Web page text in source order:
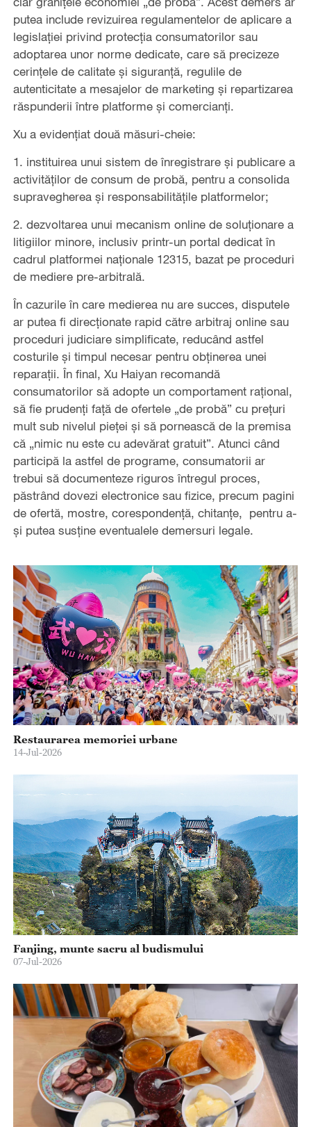
putea include revizuirea regulamentelor de aplicare a
legislației privind protecția consumatorilor sau
adoptarea unor norme dedicate, care să precizeze
cerințele de calitate și siguranță, regulile de
autenticitate a mesajelor de marketing și repartizarea
răspunderii între platforme și comercianți.
Xu a evidențiat două măsuri-cheie:
1. instituirea unui sistem de înregistrare și publicare a
activităților de consum de probă, pentru a consolida
supravegherea și responsabilitățile platformelor;
2. dezvoltarea unui mecanism online de soluționare a
litigiilor minore, inclusiv printr-un portal dedicat în
cadrul platformei naționale 12315, bazat pe proceduri
de mediere pre-arbitrală.
În cazurile în care medierea nu are succes, disputele
ar putea fi direcționate rapid către arbitraj online sau
proceduri judiciare simplificate, reducând astfel
costurile și timpul necesar pentru obținerea unei
reparații. În final, Xu Haiyan recomandă
consumatorilor să adopte un comportament rațional,
să fie prudenți față de ofertele „de probă” cu prețuri
mult sub nivelul pieței și să pornească de la premisa
că „nimic nu este cu adevărat gratuit”. Atunci când
participă la astfel de programe, consumatorii ar
trebui să documenteze riguros întregul proces,
păstrând dovezi electronice sau fizice, precum pagini
de ofertă, mostre, corespondență, chitanțe, pentru a-
și putea susține eventualele demersuri legale.
Restaurarea memoriei urbane
14-Jul-2026
Fanjing, munte sacru al budismului
07-Jul-2026